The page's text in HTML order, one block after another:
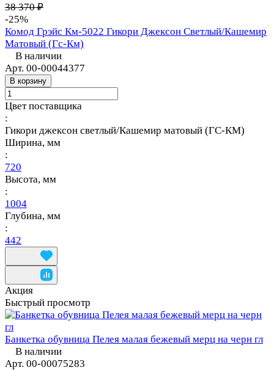
38 370 ₽
-25%
Комод Грэйс Км-5022 Гикори Джексон Светлый/Кашемир
Матовый (Гс-Км)
В наличии
Арт. 00-00044377
В корзину
Цвет поставщика
:
Гикори джексон светлый/Кашемир матовый (ГС-КМ)
Ширина, мм
:
720
Высота, мм
:
1004
Глубина, мм
:
442
Акция
Быстрый просмотр
Банкетка обувница Пелея малая бежевый мерц на черн гл
В наличии
Арт. 00-00075283